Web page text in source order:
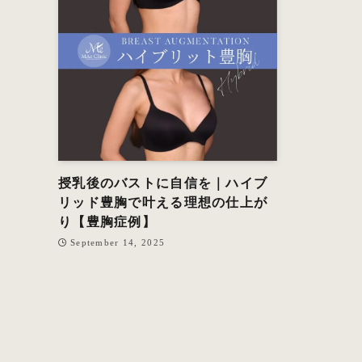
授乳後のバストに自信を｜ハイブ
リッド豊胸で叶える理想の仕上が
り【豊胸症例】
September 14, 2025